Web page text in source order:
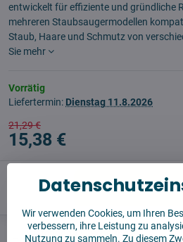
entwickelt für effiziente und gründliche
mehreren Staubsaugermodellen
Staub, Haare und Schmutz von
Sie mehr
Vorrätig
Liefertermin: Dienstag 11.8.2026
21,29 €
15,38 €
In
Watchdog Sendungen
Wir verwenden Cookies, um Ihren
verbessern, ihre Leistung zu
Nutzung zu sammeln. Zu diesem